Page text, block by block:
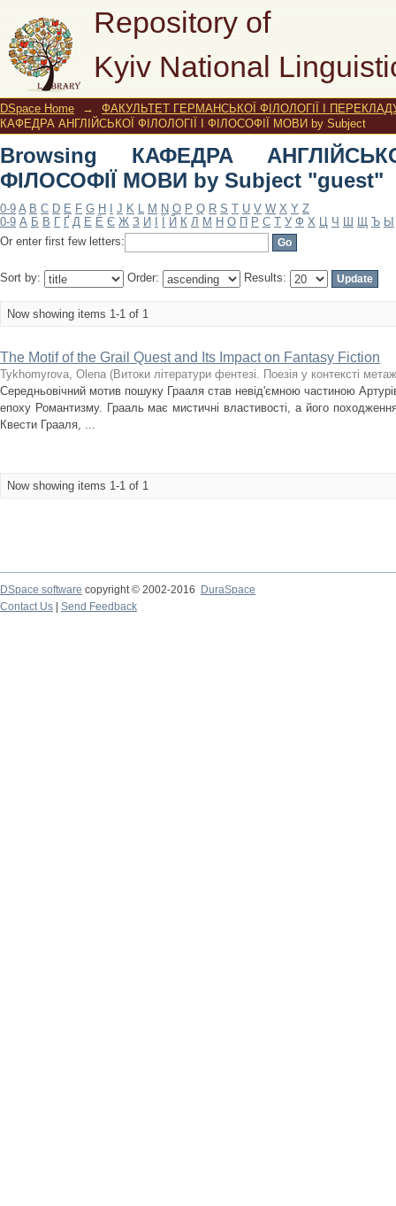
Repository of
Kyiv National
Browsing КАФЕДРА АНГЛІЙСЬКОЇ
"guest"
DSpace Home →
ФАКУЛЬТЕТ ГЕРМАНСЬКОЇ ФІЛОЛОГІЇ І
КАФЕДРА АНГЛІЙСЬКОЇ ФІЛОЛОГІЇ І ФІЛОСОФІЇ МОВИ by Subject
Browsing КАФЕДРА
ФІЛОСОФІЇ МОВИ by Subject "guest"
0-9 A B C D E F G H J K L M N O P Q R S T U V W X Y Z
0-9 А Б В Г Ґ Д Е Ё Є Ж З И Й К Л М Н О П Р С Т У Ф Х Ц Ч Ш Щ Ъ Ы
Or enter first few letters:
Sort by: Order: Results:
Now showing items 1-1 of 1
The Motif of the Grail Quest and Its Impact on Fantasy Fiction
Tykhomyrova, Olena (Витоки літератури фентезі. Поезія у контексті
Середньовічний мотив пошуку Грааля став невід'ємною частиною
епоху Романтизму. Грааль має мистичні властивості, а його
Квести Грааля, ...
Now showing items 1-1 of 1
DSpace software copyright © 2002-2016
DuraSpace
Contact Us
Send Feedback